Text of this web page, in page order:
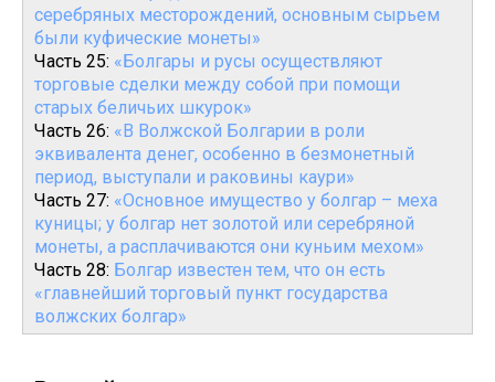
серебряных месторождений, основным сырьем
были куфические монеты»
Часть 25: «Болгары и русы осуществляют
торговые сделки между собой при помощи
старых беличьих шкурок»
Часть 26: «В Волжской Болгарии в роли
эквивалента денег, особенно в безмонетный
период, выступали и раковины каури»
Часть 27: «Основное имущество у болгар – меха
куницы; у болгар нет золотой или серебряной
монеты, а расплачиваются они куньим мехом»
Часть 28: Болгар известен тем, что он есть
«главнейший торговый пункт государства
волжских болгар»